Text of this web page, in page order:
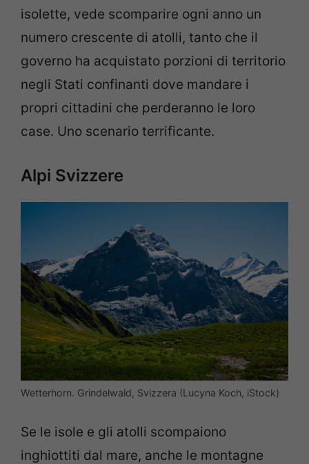
isolette, vede scomparire ogni anno un
numero crescente di atolli, tanto che il
governo ha acquistato porzioni di territorio
negli Stati confinanti dove mandare i
propri cittadini che perderanno le loro
case. Uno scenario terrificante.
Alpi Svizzere
Wetterhorn. Grindelwald, Svizzera (Lucyna Koch, iStock)
Se le isole e gli atolli scompaiono
inghiottiti dal mare, anche le montagne